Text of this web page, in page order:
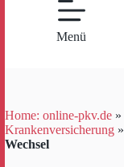
Menü
Home: online-pkv.de »
Krankenversicherung »
Wechsel